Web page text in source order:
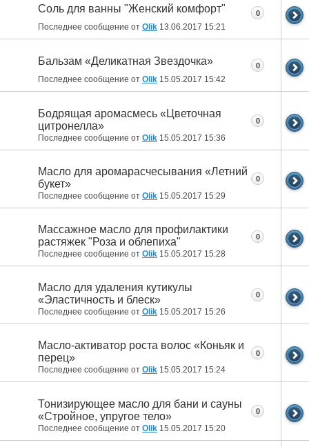
Соль для ванны "Женский комфорт"
Последнее сообщение от Olik 13.06.2017 15:21
0
Бальзам «Деликатная Звездочка»
Последнее сообщение от Olik 15.05.2017 15:42
0
Бодрящая аромасмесь «Цветочная
цитронелла»
Последнее сообщение от Olik 15.05.2017 15:36
0
Масло для аромарасчесывания «Летний
букет»
Последнее сообщение от Olik 15.05.2017 15:29
0
Массажное масло для профилактики
растяжек "Роза и облепиха"
Последнее сообщение от Olik 15.05.2017 15:28
0
Масло для удаления кутикулы
«Эластичность и блеск»
Последнее сообщение от Olik 15.05.2017 15:26
0
Масло-активатор роста волос «Коньяк и
перец»
Последнее сообщение от Olik 15.05.2017 15:24
0
Тонизирующее масло для бани и сауны
«Стройное, упругое тело»
Последнее сообщение от Olik 15.05.2017 15:20
0